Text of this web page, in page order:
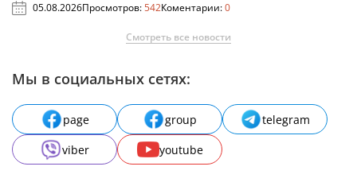
05.08.2026Просмотров:542Коментарии:0
Смотреть все новости
Мы в социальных сетях:
page group
telegram
viber
youtube